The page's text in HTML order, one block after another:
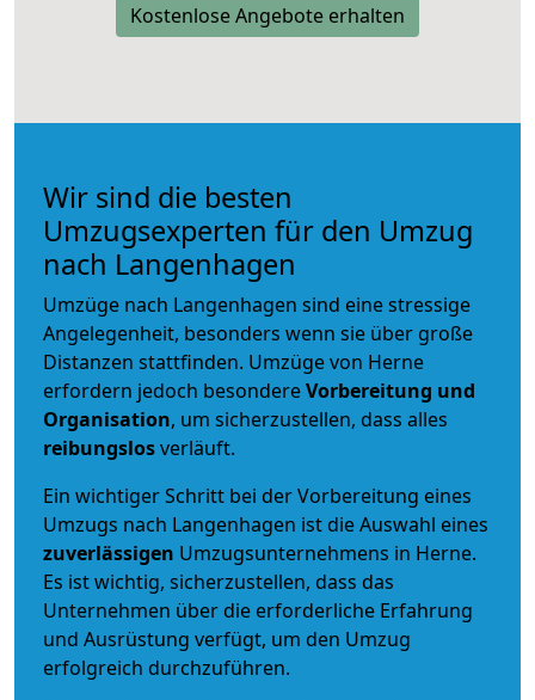
Kostenlose Angebote erhalten
Wir sind die besten
Umzugsexperten für den Umzug
nach Langenhagen
Umzüge nach Langenhagen sind eine stressige
Angelegenheit, besonders wenn sie über große
Distanzen stattfinden. Umzüge von Herne
erfordern jedoch besondereVorbereitung und
Organisation, um sicherzustellen, dass alles
reibungslosverläuft.
Ein wichtiger Schritt bei der Vorbereitung eines
Umzugs nach Langenhagen ist die Auswahl eines
zuverlässigen Umzugsunternehmens in Herne.
Es ist wichtig, sicherzustellen, dass das
Unternehmen über die erforderliche Erfahrung
und Ausrüstung verfügt, um den Umzug
erfolgreich durchzuführen.